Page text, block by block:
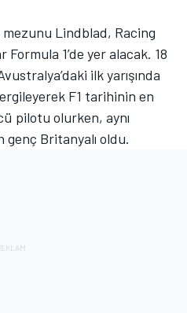
Lindblad, Racing
1’de yer alacak. 18
ilk yarışında
F1 tarihinin en
pilotu olurken, aynı
Britanyalı oldu.